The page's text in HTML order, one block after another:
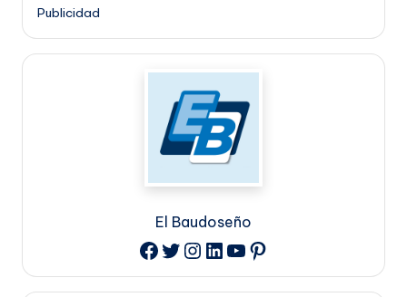
Publicidad
El Baudoseño
Facebook
Twitter
Instagram
LinkedIn
YouTube
Pinterest